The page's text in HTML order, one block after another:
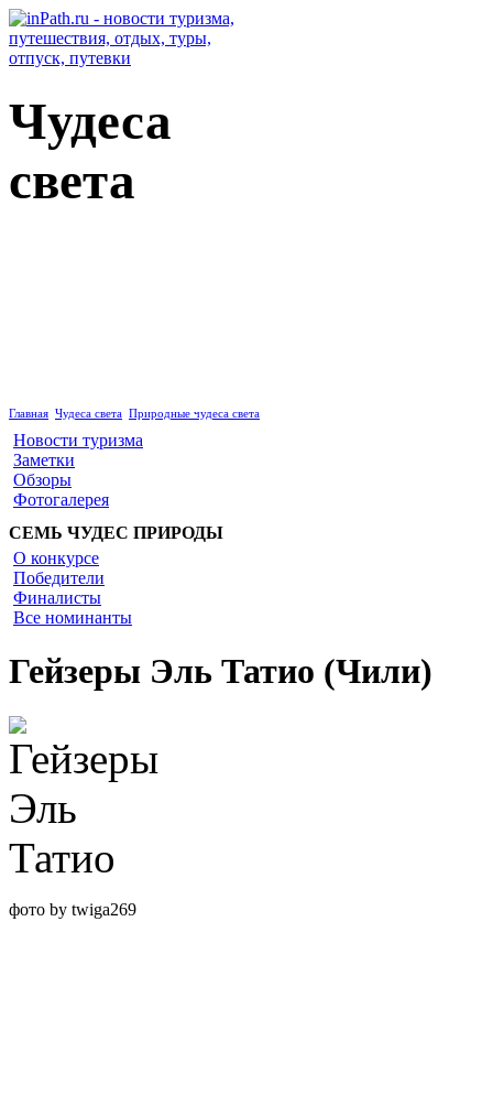
Чудеса
света
Главная Чудеса света Природные чудеса света
Новости туризма
Заметки
Обзоры
Фотогалерея
СЕМЬ ЧУДЕС ПРИРОДЫ
О конкурсе
Победители
Финалисты
Все номинанты
Гейзеры Эль Татио (Чили)
фото by twiga269